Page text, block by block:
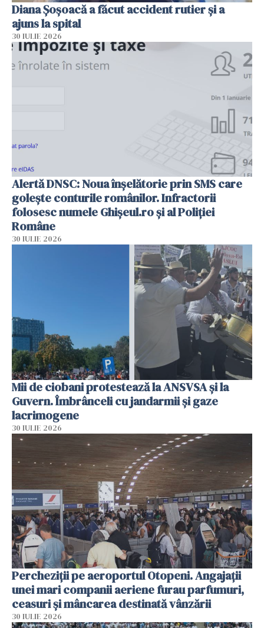
Diana Șoșoacă a făcut accident rutier și a
ajuns la spital
30 IULIE 2026
Alertă DNSC: Noua înșelătorie prin SMS care
golește conturile românilor. Infractorii
folosesc numele Ghișeul.ro și al Poliției
Române
30 IULIE 2026
Mii de ciobani protestează la ANSVSA și la
Guvern. Îmbrânceli cu jandarmii și gaze
lacrimogene
30 IULIE 2026
Percheziții pe aeroportul Otopeni. Angajații
unei mari companii aeriene furau parfumuri,
ceasuri și mâncarea destinată vânzării
30 IULIE 2026